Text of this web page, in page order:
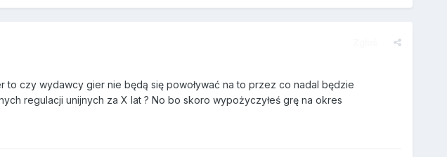
to czy wydawcy gier nie będą się powoływać na to przez co nadal będzie
regulacji unijnych za X lat ? No bo skoro wypożyczyłeś grę na okres